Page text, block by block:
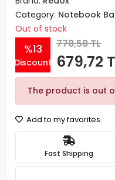
Category: Notebook
Out of stock
%13
Discount
778,58 TL
679,72
The product is out
Add to my favorites
Fast Shipping